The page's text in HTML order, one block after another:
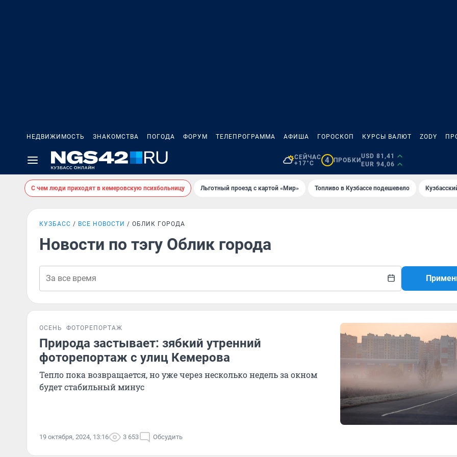
НЕДВИЖИМОСТЬ ЗНАКОМСТВА ПОГОДА ФОРУМ ТЕЛЕПРОГРАММА АФИША ГОРОСКОП КУРСЫ ВАЛЮТ ZODY
СЕЙЧАС
+17°C
4 ПРОБКИ
USD 81,41
EUR 94,06
С чем люди приходят в кемеровскую психбольницу Льготный проезд с картой «Мир» Топливо в Кузбассе подешевело
КУЗБАСС ВСЕ НОВОСТИ ОБЛИК ГОРОДА
Новости по тэгу Облик города
ОСЕНЬ ФОТОРЕПОРТАЖ
Природа застывает: зябкий утренний
фоторепортаж с улиц Кемерова
Тепло пока возвращается, но уже через несколько недель за окном
будет стабильный минус
19 октября, 2024, 13:16 3 653 Обсудить